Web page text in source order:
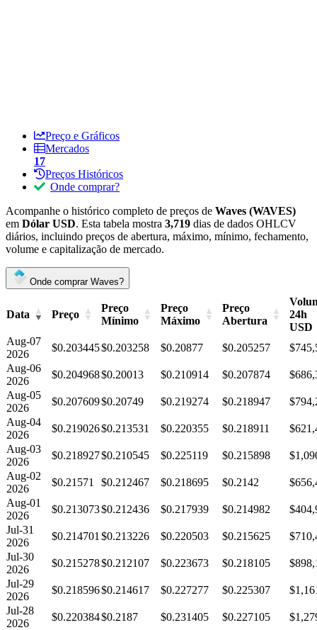
Preço e Gráficos
Mercados
17
Preços Históricos
Onde comprar?
Acompanhe o histórico completo de preços de Waves (WAVES)
em Dólar USD. Esta tabela mostra 3,719 dias de dados OHLCV
diários, incluindo preços de abertura, máximo, mínimo, fechamento,
volume e capitalização de mercado.
Onde comprar Waves?
Data Preço
Preço
Mínimo
Preço
Máximo
Preço
Abertura
24h
USD
Aug-07
2026
$0.203445$0.203258 $0.20877 $0.205257
Aug-06
2026
$0.204968$0.20013 $0.210914 $0.207874
Aug-05
2026
$0.207609$0.20749 $0.219274 $0.218947
Aug-04
2026
$0.219026$0.213531 $0.220355 $0.218911
Aug-03
2026
$0.218927$0.210545 $0.225119 $0.215898
Aug-02
2026
$0.21571 $0.212467 $0.218695 $0.2142
Aug-01
2026
$0.213073$0.212436 $0.217939 $0.214982
Jul-31
2026
$0.214701 $0.213226 $0.220503 $0.215625
Jul-30
2026
$0.215278$0.212107 $0.223673 $0.218105
Jul-29
2026
$0.218596$0.214617 $0.227277 $0.225307
Jul-28
2026
$0.220384$0.2187 $0.231405 $0.227105